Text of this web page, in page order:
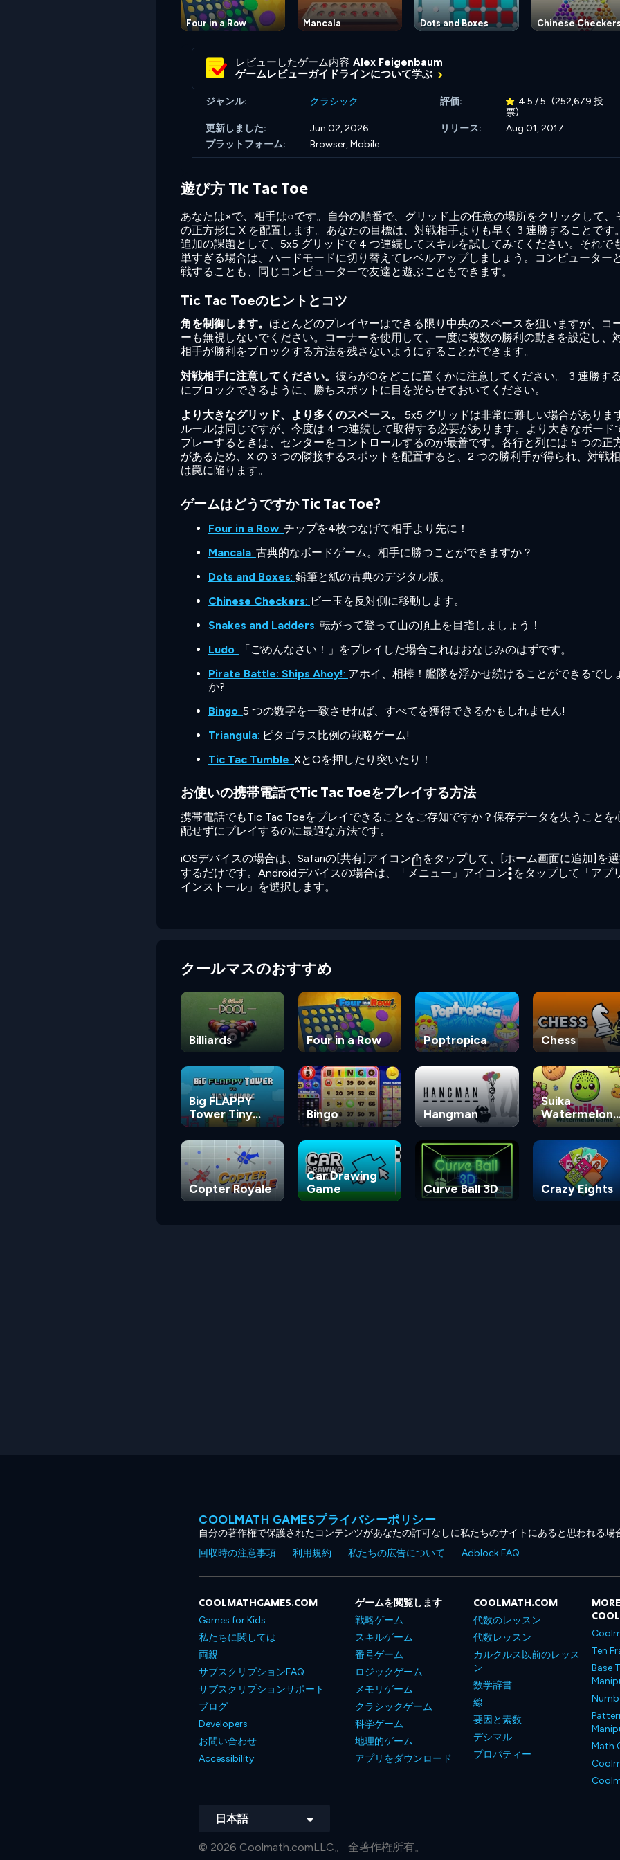
Four in a Row Mancala Dots and Boxes Chinese Checkers
レビューしたゲーム内容 Alex Feigenbaum
ゲームレビューガイドラインについて学ぶ
ジャンル: クラシック 評価: 4.5 / 5 (252,679 投
票)
更新しました:
Jun 02, 2026 リリース:
Aug 01, 2017
プラットフォーム:
Browser, Mobile
遊び方 Tic Tac Toe
あなたは×で、相手は○です。自分の順番で、グリッド上の任意の場所をクリックして、
の正方形に X を配置します。あなたの目標は、対戦相手よりも早く 3 連勝することです。
追加の課題として、5x5 グリッドで 4 つ連続してスキルを試してみてください。それで
単すぎる場合は、ハードモードに切り替えてレベルアップしましょう。コンピューター
戦することも、同じコンピューターで友達と遊ぶこともできます。
Tic Tac Toeのヒントとコツ
角を制御します。 ほとんどのプレイヤーはできる限り中央のスペースを狙いますが、コ
ーも無視しないでください。コーナーを使用して、一度に複数の勝利の動きを設定し、
相手が勝利をブロックする方法を残さないようにすることができます。
対戦相手に注意してください。 彼らがOをどこに置くかに注意してください。 3 連勝す
にブロックできるように、勝ちスポットに目を光らせておいてください。
より大きなグリッド、より多くのスペース。
5x5 グリッドは非常に難しい場合がありま
ルールは同じですが、今度は 4 つ連続して取得する必要があります。より大きなボード
プレーするときは、センターをコントロールするのが最善です。各行と列には 5 つの正
があるため、X の 3 つの隣接するスポットを配置すると、2 つの勝利手が得られ、対戦
は罠に陥ります。
ゲームはどうですか Tic Tac Toe?
Four in a Row: チップを4枚つなげて相手より先に！
Mancala: 古典的なボードゲーム。相手に勝つことができますか？
Dots and Boxes: 鉛筆と紙の古典のデジタル版。
Chinese Checkers: ビー玉を反対側に移動します。
Snakes and Ladders: 転がって登って山の頂上を目指しましょう！
Ludo:
「ごめんなさい！」をプレイした場合これはおなじみのはずです。
Pirate Battle: Ships Ahoy!: アホイ、相棒！艦隊を浮かせ続けることができるでし
か?
Bingo: 5 つの数字を一致させれば、すべてを獲得できるかもしれません!
Triangula: ピタゴラス比例の戦略ゲーム!
Tic Tac Tumble: XとOを押したり突いたり！
お使いの携帯電話でTic Tac Toeをプレイする方法
携帯電話でもTic Tac Toeをプレイできることをご存知ですか？保存データを失うことを
配せずにプレイするのに最適な方法です。
iOSデバイスの場合は、Safariの[共有]アイコン
をタップして、[ホーム画面に追加]を
するだけです。Androidデバイスの場合は、「メニュー」アイコン
をタップして「アプ
インストール」を選択します。
クールマスのおすすめ
Billiards Four in a Row Poptropica Chess
Big FLAPPY
Tower Tiny
Square
Bingo Hangman
Suika
Watermelon
Game
Copter Royale
Car Drawing
Game
Curve Ball 3D Crazy Eights
COOLMATH GAMESプライバシーポリシー
自分の著作権で保護されたコンテンツがあなたの許可なしに私たちのサイトにあると思われる
回収時の注意事項
利用規約 私たちの広告について Adblock FAQ
COOLMATHGAMES.COM
Games for Kids
私たちに関しては
両親
サブスクリプションFAQ
サブスクリプションサポート
ブログ
Developers
お問い合わせ
Accessibility
ゲームを閲覧します
戦略ゲーム
スキルゲーム
番号ゲーム
ロジックゲーム
メモリゲーム
クラシックゲーム
科学ゲーム
地理的ゲーム
アプリをダウンロード
COOLMATH.COM
代数のレッスン
代数レッスン
カルクルス以前のレッス
ン
数学辞書
線
要因と素数
デシマル
プロパティー
Ten
Base
Math
日本語
© 2026 Coolmath.comLLC。 全著作権所有。